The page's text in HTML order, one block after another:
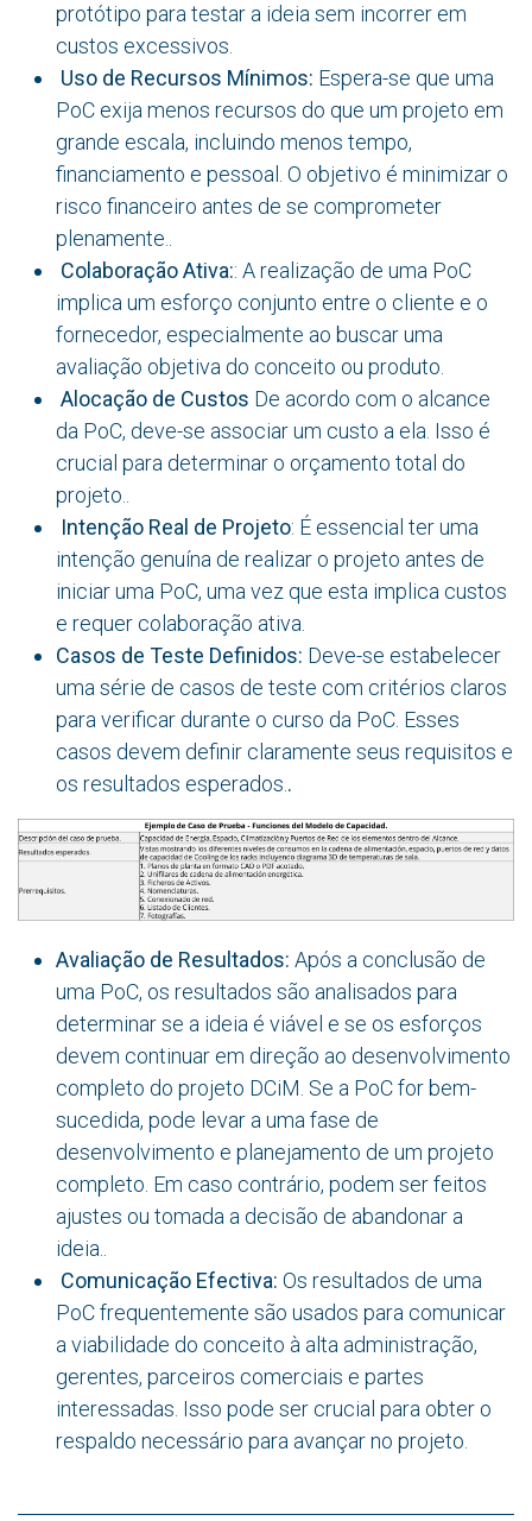
protótipo para testar a ideia sem incorrer em
custos excessivos.
Uso de Recursos Mínimos: Espera-se que uma
PoC exija menos recursos do que um projeto em
grande escala, incluindo menos tempo,
financiamento e pessoal. O objetivo é minimizar o
risco financeiro antes de se comprometer
plenamente..
Colaboração Ativa:: A realização de uma PoC
implica um esforço conjunto entre o cliente e o
fornecedor, especialmente ao buscar uma
avaliação objetiva do conceito ou produto.
Alocação de Custos De acordo com o alcance
da PoC, deve-se associar um custo a ela. Isso é
crucial para determinar o orçamento total do
projeto..
Intenção Real de Projeto: É essencial ter uma
intenção genuína de realizar o projeto antes de
iniciar uma PoC, uma vez que esta implica custos
e requer colaboração ativa.
Casos de Teste Definidos: Deve-se estabelecer
uma série de casos de teste com critérios claros
para verificar durante o curso da PoC. Esses
casos devem definir claramente seus requisitos e
os resultados esperados. .
Avaliação de Resultados: Após a conclusão de
uma PoC, os resultados são analisados para
determinar se a ideia é viável e se os esforços
devem continuar em direção ao desenvolvimento
completo do projeto DCiM. Se a PoC for bem-
sucedida, pode levar a uma fase de
desenvolvimento e planejamento de um projeto
completo. Em caso contrário, podem ser feitos
ajustes ou tomada a decisão de abandonar a
ideia..
Comunicação Efectiva: Os resultados de uma
PoC frequentemente são usados para comunicar
a viabilidade do conceito à alta administração,
gerentes, parceiros comerciais e partes
interessadas. Isso pode ser crucial para obter o
respaldo necessário para avançar no projeto.